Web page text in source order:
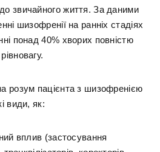
звичайного життя. За даними
шизофренії на ранніх стадіях
понад 40% хворих повністю
розум пацієнта з шизофренією
види, як:
вплив (застосування